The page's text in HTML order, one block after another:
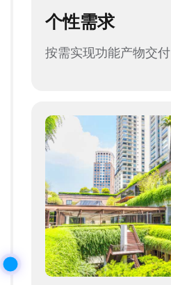
个性需求
按需实现功能产物交付